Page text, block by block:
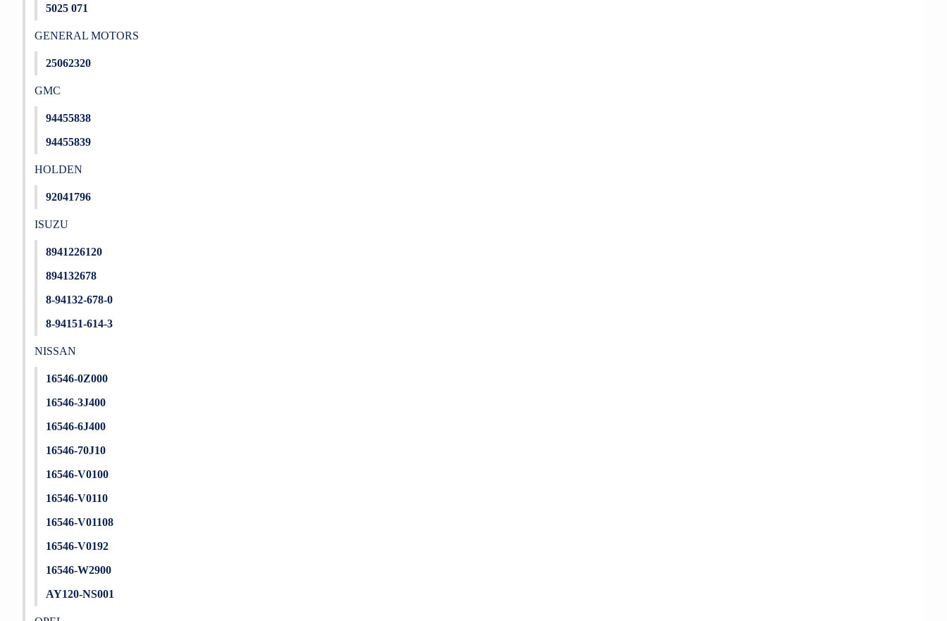
5025 071
GENERAL MOTORS
25062320
GMC
94455838
94455839
HOLDEN
92041796
ISUZU
8941226120
894132678
8-94132-678-0
8-94151-614-3
NISSAN
16546-0Z000
16546-3J400
16546-6J400
16546-70J10
16546-V0100
16546-V0110
16546-V01108
16546-V0192
16546-W2900
AY120-NS001